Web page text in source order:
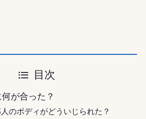
目次
が合った？
のボディがどういじられた？